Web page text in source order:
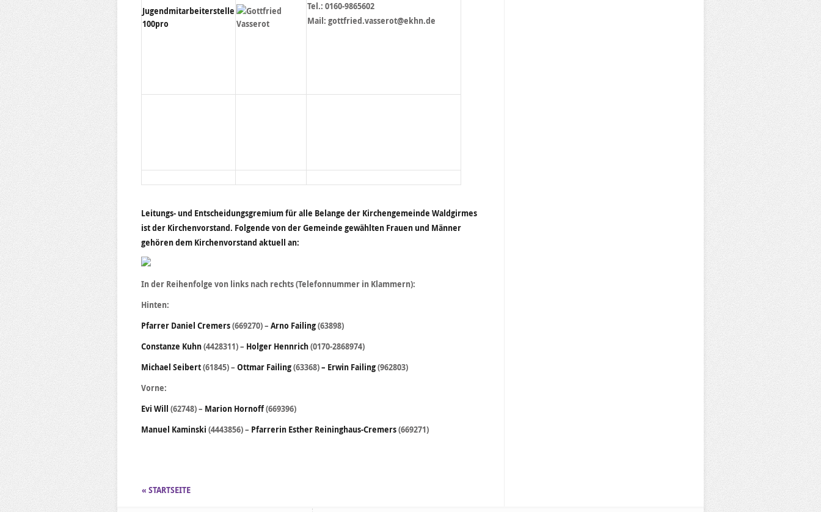
Jugendmitarbeiterstelle
100pro
Gottfried
Vasserot
Tel.: 0160-9865602
Mail: gottfried.vasserot@ekhn.de
Leitungs- und Entscheidungsgremium für alle Belange der Kirchengemeinde Waldgirmes
ist der Kirchenvorstand. Folgende von der Gemeinde gewählten Frauen und Männer
gehören dem Kirchenvorstand aktuell an:
In der Reihenfolge von links nach rechts (Telefonnummer in Klammern):
Hinten:
Pfarrer Daniel Cremers(669270) – Arno Failing(63898)
Constanze Kuhn(4428311) – Holger Hennrich(0170-2868974)
Michael Seibert(61845) – Ottmar Failing(63368)– Erwin Failing(962803)
Vorne:
Evi Will (62748) – Marion Hornoff(669396)
Manuel Kaminski (4443856) – Pfarrerin Esther Reininghaus-Cremers(669271)
« STARTSEITE